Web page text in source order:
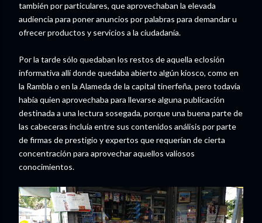
también por particulares, que aprovechaban la elevada
audiencia para poner anuncios por palabras para demandar u
ofrecer productos y servicios a la ciudadanía.
Por la tarde sólo quedaban los restos de aquella eclosión
informativa allí donde quedaba abierto algún kiosco, como en
la Rambla o en la Alameda de la capital tinerfeña, pero todavía
había quien aprovechaba para llevarse alguna publicación
destinada a una lectura sosegada, porque una buena parte de
las cabeceras incluía entre sus contenidos análisis por parte
de firmas de prestigio y expertos que requerían de cierta
concentración para aprovechar aquellos valiosos
conocimientos.